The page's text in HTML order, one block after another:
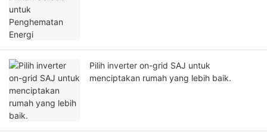
Pilih inverter on-grid SAJ untuk
menciptakan rumah yang lebih baik.